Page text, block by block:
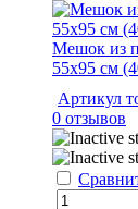
Мешок из
55х95 см
Артикул
0 отзывов